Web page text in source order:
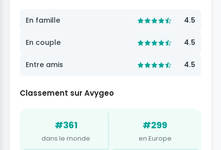
En famille 4.5
En couple 4.5
Entre amis 4.5
Classement sur Avygeo
#361
dans le monde
#299
en Europe